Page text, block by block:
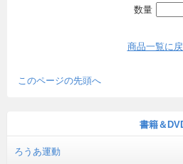
数量
商品一覧に
このページの先頭へ
書籍＆
ろうあ運動